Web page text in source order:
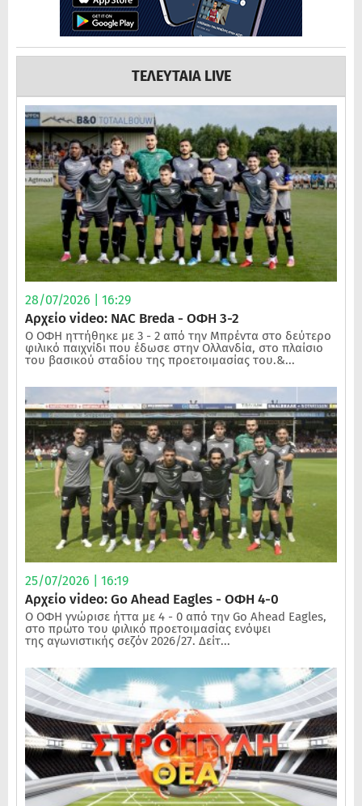
ΤΕΛΕΥΤΑΙΑ LIVE
28/07/2026 | 16:29
Αρχείο video: NAC Breda - ΟΦΗ 3-2
Ο ΟΦΗ ηττήθηκε με 3 - 2 από την Μπρέντα στο δεύτερο
φιλικό παιχνίδι που έδωσε στην Ολλανδία, στο πλαίσιο
του βασικού σταδίου της προετοιμασίας του.&...
25/07/2026 | 16:19
Αρχείο video: Go Ahead Eagles - ΟΦΗ 4-0
Ο ΟΦΗ γνώρισε ήττα με 4 - 0 από την Go Ahead Eagles,
στο πρώτο του φιλικό προετοιμασίας ενόψει
της αγωνιστικής σεζόν 2026/27. Δείτ...